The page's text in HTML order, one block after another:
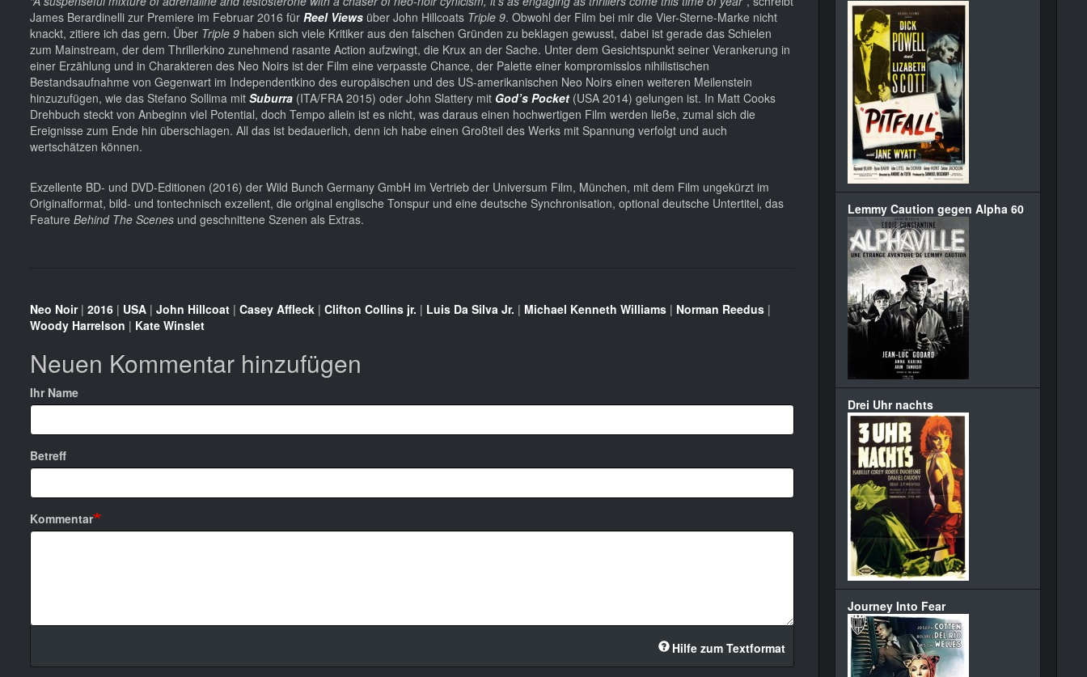
James Berardinelli zur Premiere im Februar 2016 für Reel Views über John Hillcoats Triple 9. Obwohl der Film bei mir die Vier-Sterne-Marke nicht
knackt, zitiere ich das gern. Über Triple 9 haben sich viele Kritiker aus den falschen Gründen zu beklagen gewusst, dabei ist gerade das Schielen
zum Mainstream, der dem Thrillerkino zunehmend rasante Action aufzwingt, die Krux an der Sache. Unter dem Gesichtspunkt seiner Verankerung in
einer Erzählung und in Charakteren des Neo Noirs ist der Film eine verpasste Chance, der Palette einer kompromisslos nihilistischen
Bestandsaufnahme von Gegenwart im Independentkino des europäischen und des US-amerikanischen Neo Noirs einen weiteren Meilenstein
hinzuzufügen, wie das Stefano Sollima mit Suburra (ITA/FRA 2015) oder John Slattery mit God’s Pocket (USA 2014) gelungen ist. In Matt Cooks
Drehbuch steckt von Anbeginn viel Potential, doch Tempo allein ist es nicht, was daraus einen hochwertigen Film werden ließe, zumal sich die
Ereignisse zum Ende hin überschlagen. All das ist bedauerlich, denn ich habe einen Großteil des Werks mit Spannung verfolgt und auch
wertschätzen können.
Exzellente BD- und DVD-Editionen (2016) der Wild Bunch Germany GmbH im Vertrieb der Universum Film, München, mit dem Film ungekürzt im
Originalformat, bild- und tontechnisch exzellent, die original englische Tonspur und eine deutsche Synchronisation, optional deutsche Untertitel, das
Feature Behind The Scenes und geschnittene Szenen als Extras.
Neo Noir| 2016 | USA | John Hillcoat | Casey Affleck | Clifton Collins jr. | Luis Da Silva Jr. | Michael Kenneth Williams | Norman Reedus |
Woody Harrelson | Kate Winslet
Neuen Kommentar hinzufügen
Ihr Name
Betreff
Kommentar
Hilfe zum Textformat
Lemmy Caution gegen Alpha 60
Drei Uhr nachts
Journey Into Fear